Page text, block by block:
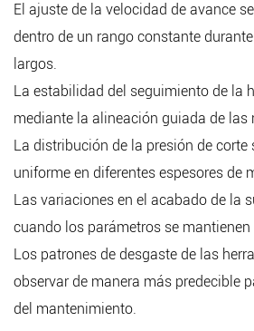
El ajuste de la velocidad de avance
dentro de un rango constante
largos.
La estabilidad del seguimiento de la
mediante la alineación guiada de las
La distribución de la presión de corte
uniforme en diferentes espesores de
Las variaciones en el acabado de la
cuando los parámetros se mantienen
Los patrones de desgaste de las
observar de manera más predecible
del mantenimiento.